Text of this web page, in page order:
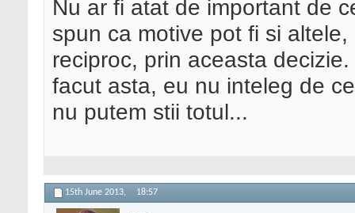
Nu ar fi atat de important de
spun ca motive pot fi si
reciproc, prin aceasta
facut asta, eu nu inteleg de
nu putem stii totul...
15th June 2013, 18:57